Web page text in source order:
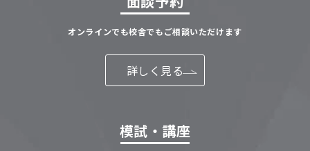
オンラインでも校舎でもご相談いただけます
詳しく見る
模試・講座